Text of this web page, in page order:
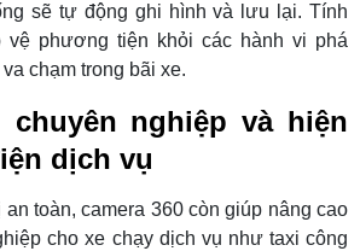
sẽ tự động ghi hình và lưu lại. Tính
vệ phương tiện khỏi các hành vi phá
chạm trong bãi xe.
nghiệp và hiện
dịch vụ
an toàn, camera 360 còn giúp nâng cao
cho xe chạy dịch vụ như taxi công